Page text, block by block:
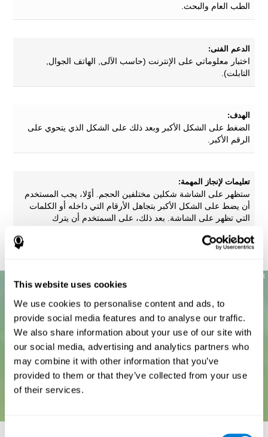
This website uses cookies
We use cookies to personalise content and ads, to
provide social media features and to analyse our traffic.
We also share information about your use of our site with
our social media, advertising and analytics partners who
may combine it with other information that you’ve
provided to them or that they’ve collected from your use
of their services.
الطب العام والبحث.
الدعم الفنى:
اختبار معلوماتي على الإنترنت (حاسب الآلى, الهاتف الجوال,
التابلت).
الهدف:
الضغط على الشكل الأكبر وبعد ذلك على الشكل الذي يتحوي على
الرقم الأكبر.
تعليمات لإنجاز المهمة:
ستظهر على الشاشة شكلين مختلفين الحجم. أوّلا، يجب المستخدم
أن يضط على الشكل الأكبر بتجاهل الأرقام التي داخله أو الكلمات
التي تظهر على الشاشة. بعد ذلك، على السمتخدم أن يترك
الأكبر بتجاهل الشكل.